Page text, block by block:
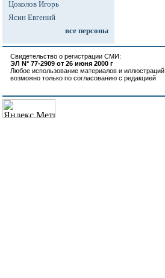
Цоколов Игорь
Ясин Евгений
все персоны
Свидетельство о регистрации СМИ:
ЭЛ N° 77-2909 от 26 июня 2000 г
Любое использование материалов и иллюстраций
возможно только по согласованию с редакцией